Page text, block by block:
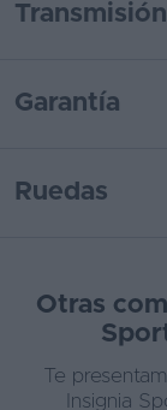
Transmisión
Garantía
Ruedas
Otras
Te
Insignia